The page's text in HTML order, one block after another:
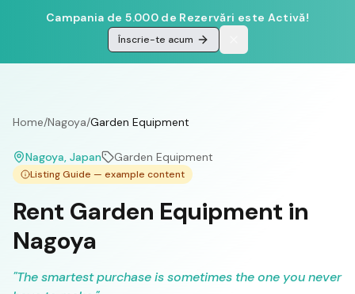
Campania de 5.000 de Rezervări este Activă!
Înscrie-te acum
Home/Nagoya/Garden Equipment
Nagoya, Japan Garden Equipment
Listing Guide — example content
Rent Garden Equipment in
Nagoya
"The smartest purchase is sometimes the one you never